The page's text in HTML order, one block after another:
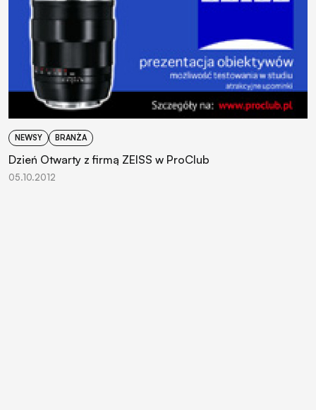
NEWSY BRANŻA
Dzień Otwarty z firmą ZEISS w ProClub
05.10.2012